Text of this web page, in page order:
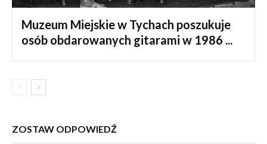
Muzeum Miejskie w Tychach poszukuje
osób obdarowanych gitarami w 1986 ...
ZOSTAW ODPOWIEDŹ